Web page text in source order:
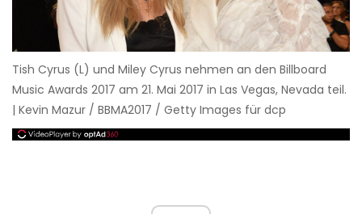
Tish Cyrus (L) und Miley Cyrus nehmen an den Billboard
Music Awards 2017 am 21. Mai 2017 in Las Vegas, Nevada teil.
| Kevin Mazur / BBMA2017 / Getty Images für dcp